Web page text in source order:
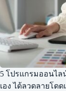
5 โปรแกรมออนไล
เอง ได้ลวดลายโด